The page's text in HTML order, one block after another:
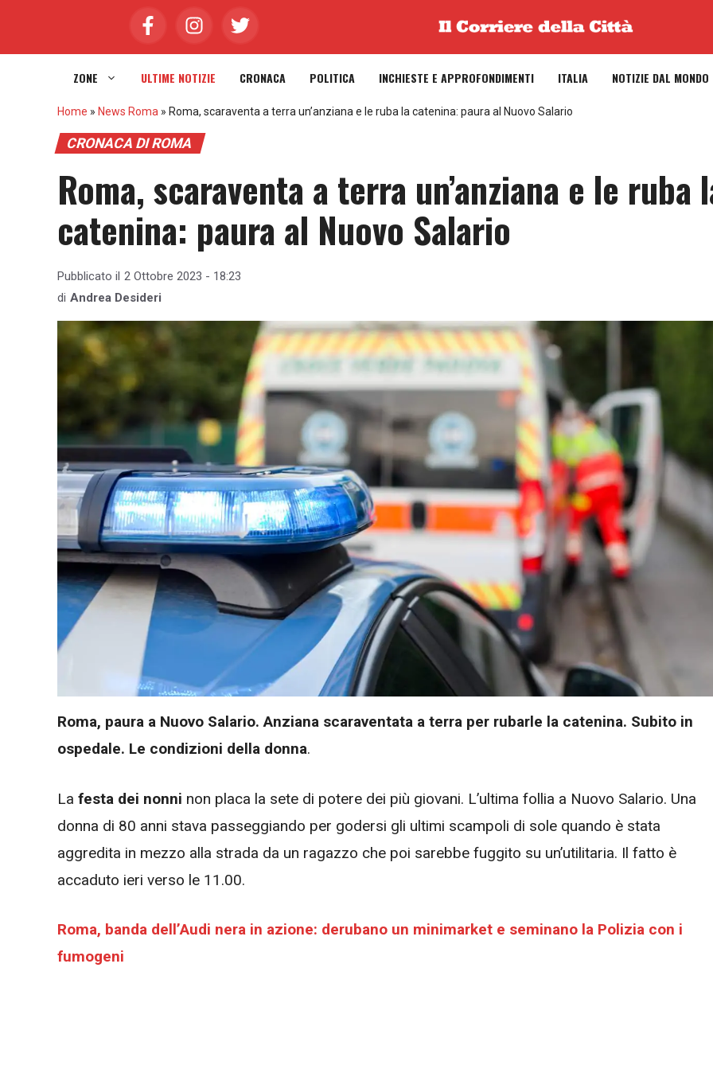
ZONE ULTIME NOTIZIE CRONACA POLITICA INCHIESTE E APPROFONDIMENTI ITALIA NOTIZIE DAL MONDO
Home » News Roma » Roma, scaraventa a terra un’anziana e le ruba la catenina: paura al Nuovo Salario
CRONACA DI ROMA
Roma, scaraventa a terra un’anziana e le ruba
catenina: paura al Nuovo Salario
Pubblicato il 2 Ottobre 2023 - 18:23
di Andrea Desideri
Roma, paura a Nuovo Salario. Anziana scaraventata a terra per rubarle la catenina. Subito in
ospedale. Le condizioni della donna.
La festa dei nonni non placa la sete di potere dei più giovani. L’ultima follia a Nuovo Salario. Una
donna di 80 anni stava passeggiando per godersi gli ultimi scampoli di sole quando è stata
aggredita in mezzo alla strada da un ragazzo che poi sarebbe fuggito su un’utilitaria. Il fatto è
accaduto ieri verso le 11.00.
Roma, banda dell’Audi nera in azione: derubano un minimarket e seminano la Polizia con i
fumogeni